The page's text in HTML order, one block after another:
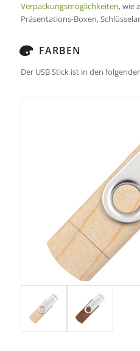
Verpackungsmöglichkeiten, wie
Präsentations-Boxen,
FARBEN
Der USB Stick ist in den